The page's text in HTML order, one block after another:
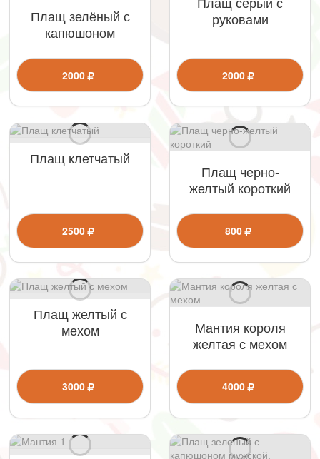
Плащ зелёный с
капюшоном
2000
руковами
2000
Плащ клетчатый
2500
Плащ черно-
желтый короткий
800
Плащ желтый с
мехом
3000
Мантия короля
желтая с мехом
4000